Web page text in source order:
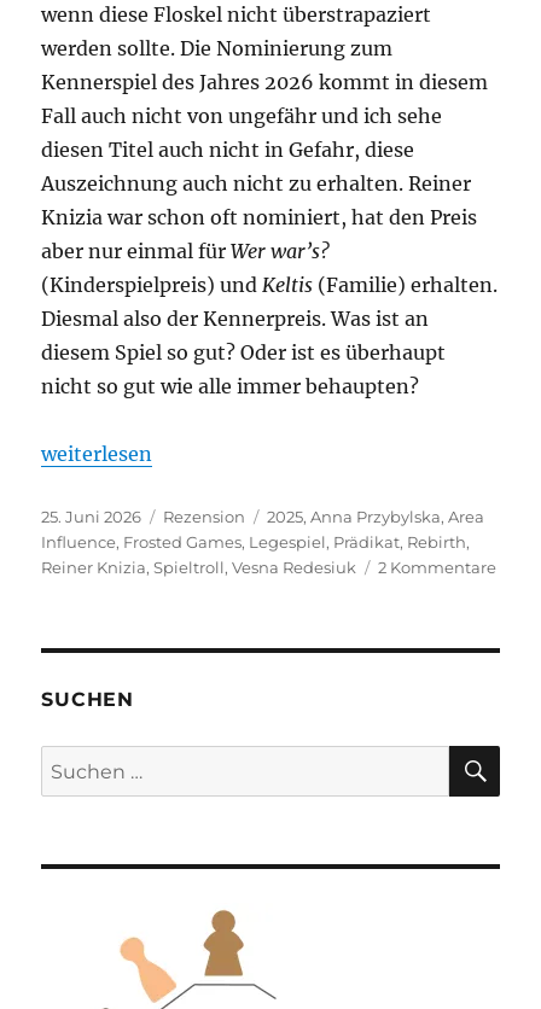
wenn diese Floskel nicht überstrapaziert
werden sollte. Die Nominierung zum
Kennerspiel des Jahres 2026 kommt in diesem
Fall auch nicht von ungefähr und ich sehe
diesen Titel auch nicht in Gefahr, diese
Auszeichnung auch nicht zu erhalten. Reiner
Knizia war schon oft nominiert, hat den Preis
aber nur einmal fürWer war’s?
(Kinderspielpreis) und Keltis (Familie) erhalten.
Diesmal also der Kennerpreis. Was ist an
diesem Spiel so gut? Oder ist es überhaupt
nicht so gut wie alle immer behaupten?
„Rebirth – Aufbruch in eine neue Zeit“
weiterlesen
Veröffentlicht
am
25. Juni 2026 Kategorien
Rezension Schlagwörter
2025,Anna Przybylska,Area
Influence, Frosted Games, Legespiel, Prädikat, Rebirth,
Reiner Knizia,Spieltroll,Vesna Redesiuk 2 Kommentarezu
Zeit
SUCHEN
Suchen
nach: